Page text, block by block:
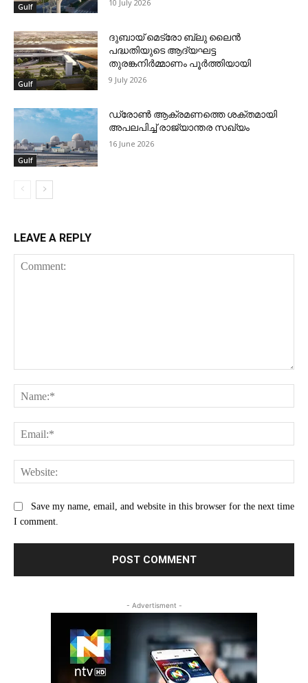
Gulf 10 July 2026
Gulf
ദുബായ് മെട്രോ ബ്ലു ലൈന്‍
പദ്ധതിയുടെ ആദ്യഘട്ട
തുരങ്കനിര്‍മ്മാണം പൂര്‍ത്തിയായി
9 July 2026
Gulf
ഡ്രോണ്‍ ആക്രമണത്തെ ശക്തമായി
അപലപിച്ച് രാജ്യാന്തര സഖ്യം
16 June 2026
LEAVE A REPLY
Save my name, email, and website in this browser for the next time
I comment.
- Advertisment -